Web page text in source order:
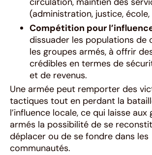
(administration, justice, école,
Compétition pour
dissuader les populations de
les groupes armés, à offrir
crédibles en termes de
et de revenus.
Une armée peut remporter des
tactiques tout en perdant la
l’influence locale, ce qui laisse aux
armés la possibilité de se
déplacer ou de se fondre dans les
communautés.